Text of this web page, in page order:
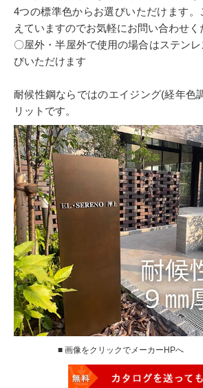
4つの標準色からお選びいただけます
えていますのでお気軽にお問い合わせく
〇屋外・半屋外で使用の場合はステン
びいただけます
耐候性鋼ならではのエイジング(経年色
リットです。
■ 画像をクリックでメーカーHPへ